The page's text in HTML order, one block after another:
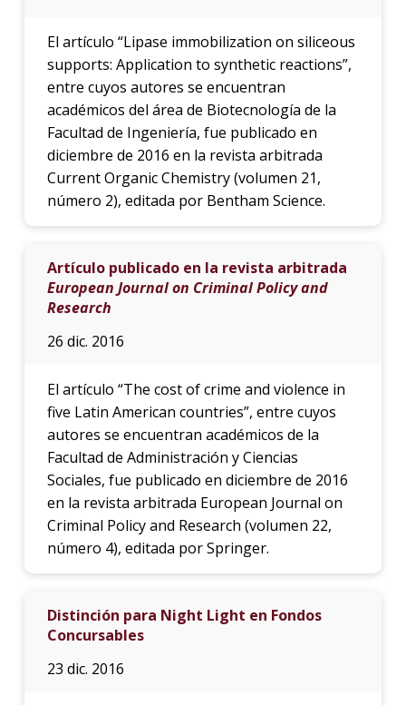
El artículo “Lipase immobilization on siliceous
supports: Application to synthetic reactions”,
entre cuyos autores se encuentran
académicos del área de Biotecnología de la
Facultad de Ingeniería, fue publicado en
diciembre de 2016 en la revista arbitrada
Current Organic Chemistry (volumen 21,
número 2), editada por Bentham Science.
Artículo publicado en la revista arbitrada
European Journal on Criminal Policy and
Research
26 dic. 2016
El artículo “The cost of crime and violence in
five Latin American countries”, entre cuyos
autores se encuentran académicos de la
Facultad de Administración y Ciencias
Sociales, fue publicado en diciembre de 2016
en la revista arbitrada European Journal on
Criminal Policy and Research (volumen 22,
número 4), editada por Springer.
Distinción para Night Light en Fondos
Concursables
23 dic. 2016